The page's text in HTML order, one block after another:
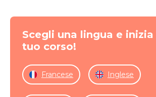
Scegli una lingua e
tuo corso!
Francese Inglese